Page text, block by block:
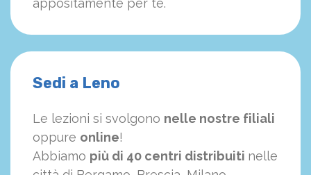
appositamente per te.
Sedi a Leno
Le lezioni si svolgono nelle nostre filiali
oppure online!
Abbiamo più di 40 centri distribuiti nelle